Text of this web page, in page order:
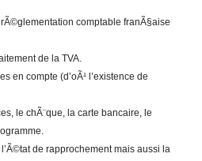
comptable franÃ§aise
de la TVA.
en compte (d’oÃ¹ l’existence de
le chÃ¨que, la carte bancaire, le
de rapprochement mais aussi la